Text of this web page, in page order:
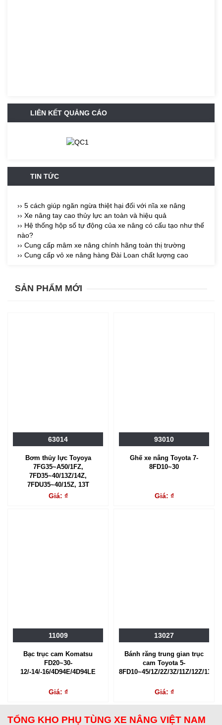
LIÊN KẾT QUẢNG CÁO
TIN TỨC
›› 5 cách giúp ngăn ngừa thiệt hại đối với nĩa xe nâng
›› Xe nâng tay cao thủy lực an toàn và hiệu quả
›› Hệ thống hộp số tự động của xe nâng có cấu tạo như thế
nào?
›› Cung cấp mâm xe nâng chính hãng toàn thị trường
›› Cung cấp vỏ xe nâng hàng Đài Loan chất lượng cao
SẢN PHẨM MỚI
63014
Bơm thủy lực Toyoya
7FG35~A50/1FZ,
7FD35~40/13Z/14Z,
7FDU35~40/15Z, 13T
Giá: ₫
93010
Ghế xe nâng Toyota 7-
8FD10~30
Giá: ₫
11009
Bạc trục cam Komatsu
FD20~30-
12/-14/-16/4D94E/4D94LE
Giá: ₫
13027
Bánh răng trung gian trục
cam Toyota 5-
8FD10~45/1Z/2Z/3Z/11Z/12Z/13Z/
Giá: ₫
TỔNG KHO PHỤ TÙNG XE NÂNG VIỆT NAM